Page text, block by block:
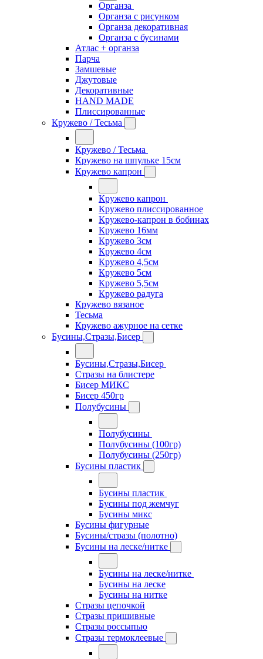
Органза
Органза с рисунком
Органза декоративная
Органза с бусинами
Атлас + органза
Парча
Замшевые
Джутовые
Декоративные
HAND MADE
Плиссированные
Кружево / Тесьма
Кружево / Тесьма
Кружево на шпульке 15см
Кружево капрон
Кружево капрон
Кружево плиссированное
Кружево-капрон в бобинах
Кружево 16мм
Кружево 3см
Кружево 4см
Кружево 4,5см
Кружево 5см
Кружево 5,5см
Кружево радуга
Кружево вязаное
Тесьма
Кружево ажурное на сетке
Бусины,Стразы,Бисер
Бусины,Стразы,Бисер
Стразы на блистере
Бисер МИКС
Бисер 450гр
Полубусины
Полубусины
Полубусины (100гр)
Полубусины (250гр)
Бусины пластик
Бусины пластик
Бусины под жемчуг
Бусины микс
Бусины фигурные
Бусины/стразы (полотно)
Бусины на леске/нитке
Бусины на леске/нитке
Бусины на леске
Бусины на нитке
Стразы цепочкой
Стразы пришивные
Стразы россыпью
Стразы термоклеевые